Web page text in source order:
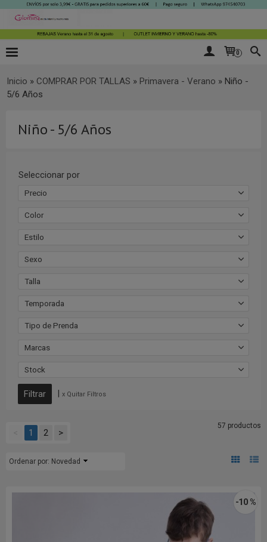
0
Inicio » COMPRAR POR TALLAS » Primavera - Verano » Niño -
5/6 Años
Niño - 5/6 Años
Seleccionar por
Precio
Color
Estilo
Sexo
Talla
Temporada
Tipo de Prenda
Marcas
Stock
| x Quitar Filtros
1 2 >
57 productos
Ordenar por: Novedad
-10 %